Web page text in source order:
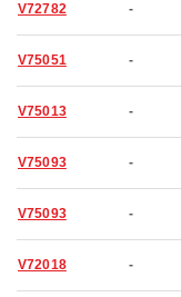
V72782 -
V75051 -
V75013 -
V75093 -
V75093 -
V72018 -